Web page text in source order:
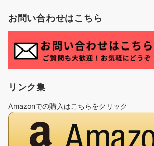
お問い合わせはこちら
リンク集
Amazonでの購入はこちらをクリック